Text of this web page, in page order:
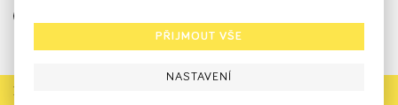
Rekonstrukce státu končí. Její členské organizace však dál
PŘIJMOUT VŠE
NASTAVENÍ